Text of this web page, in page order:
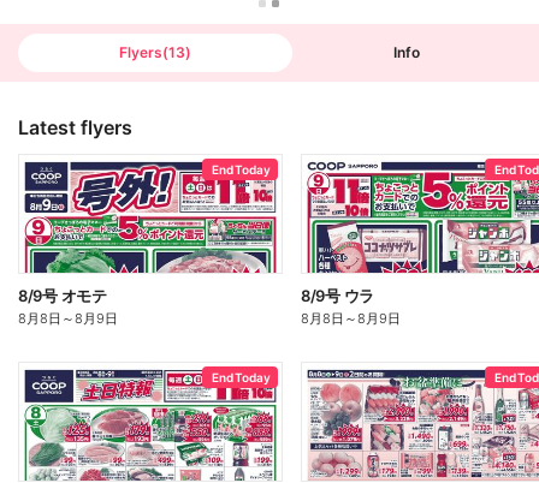
Flyers(13) Info
Latest flyers
End Today
8/9号 オモテ
8月8日 ～8月9日
End
8/9号 ウラ
8月8日 ～8月9日
End Today End